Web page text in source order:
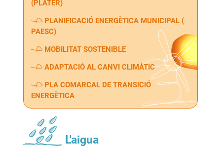
(PLATER)
PLANIFICACIÓ ENERGÈTICA MUNICIPAL (
PAESC)
MOBILITAT SOSTENIBLE
ADAPTACIÓ AL CANVI CLIMÀTIC
PLA COMARCAL DE TRANSICIÓ
ENERGÈTICA
L'aigua